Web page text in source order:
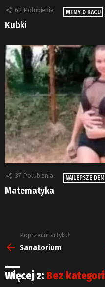
62 Polubienia MEMY O KACU
Kubki
37 Polubienia NAJLEPSZE
Matematyka
Zobacz
więcej
Poprzedni artykuł
Sanatorium
Więcej z: Bez